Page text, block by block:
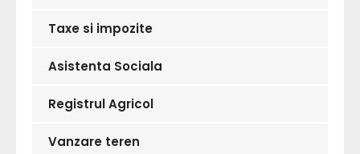
Taxe si impozite
Asistenta Sociala
Registrul Agricol
Vanzare teren